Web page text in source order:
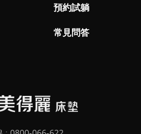
預約試躺
常見問答